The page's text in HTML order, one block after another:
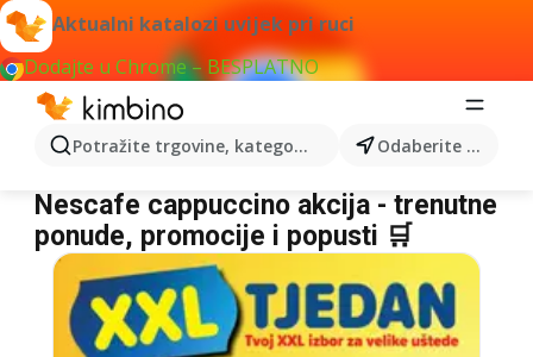
Aktualni katalozi uvijek pri ruci
Dodajte u Chrome – BESPLATNO
Potražite trgovine, kategorije, proizvode... Odaberite grad
Nescafe cappuccino
Nescafe cappuccino akcija - trenutne
ponude, promocije i popusti 🛒